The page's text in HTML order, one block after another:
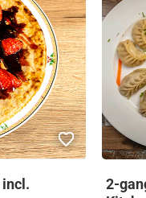
2-